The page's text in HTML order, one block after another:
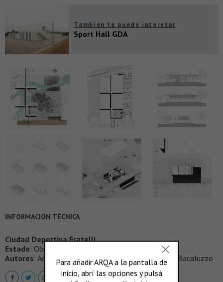
También te puede interesar
Sport Hall GDA
INFORMACIÓN TÉCNICA
Ciudad Deportiva Fratelli
Estado: Obra realizada
Autores: Andres Milos Arquitectos (AMA), Arq. Boris Bacaluzzo